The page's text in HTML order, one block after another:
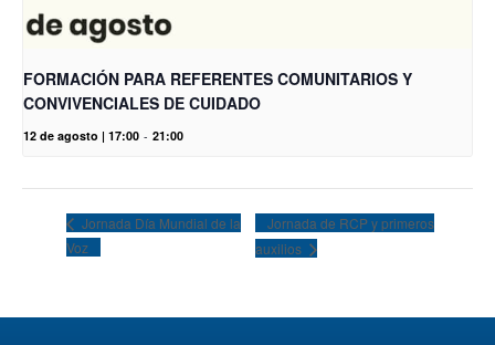
FORMACIÓN PARA REFERENTES COMUNITARIOS Y
CONVIVENCIALES DE CUIDADO
12 de agosto | 17:00 - 21:00
Jornada Día Mundial de la
Voz
Jornada de RCP y primeros
auxilios